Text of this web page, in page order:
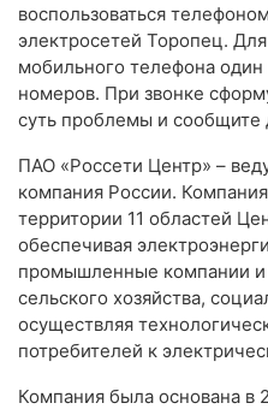
воспользоваться
электросетей Торопец.
мобильного телефона
номеров. При звонке
суть проблемы и сообщите
ПАО «Россети Центр» –
компания России.
территории 11 областей
обеспечивая
промышленные компании и
сельского хозяйства,
осуществляя
потребителей к
Компания была основана в